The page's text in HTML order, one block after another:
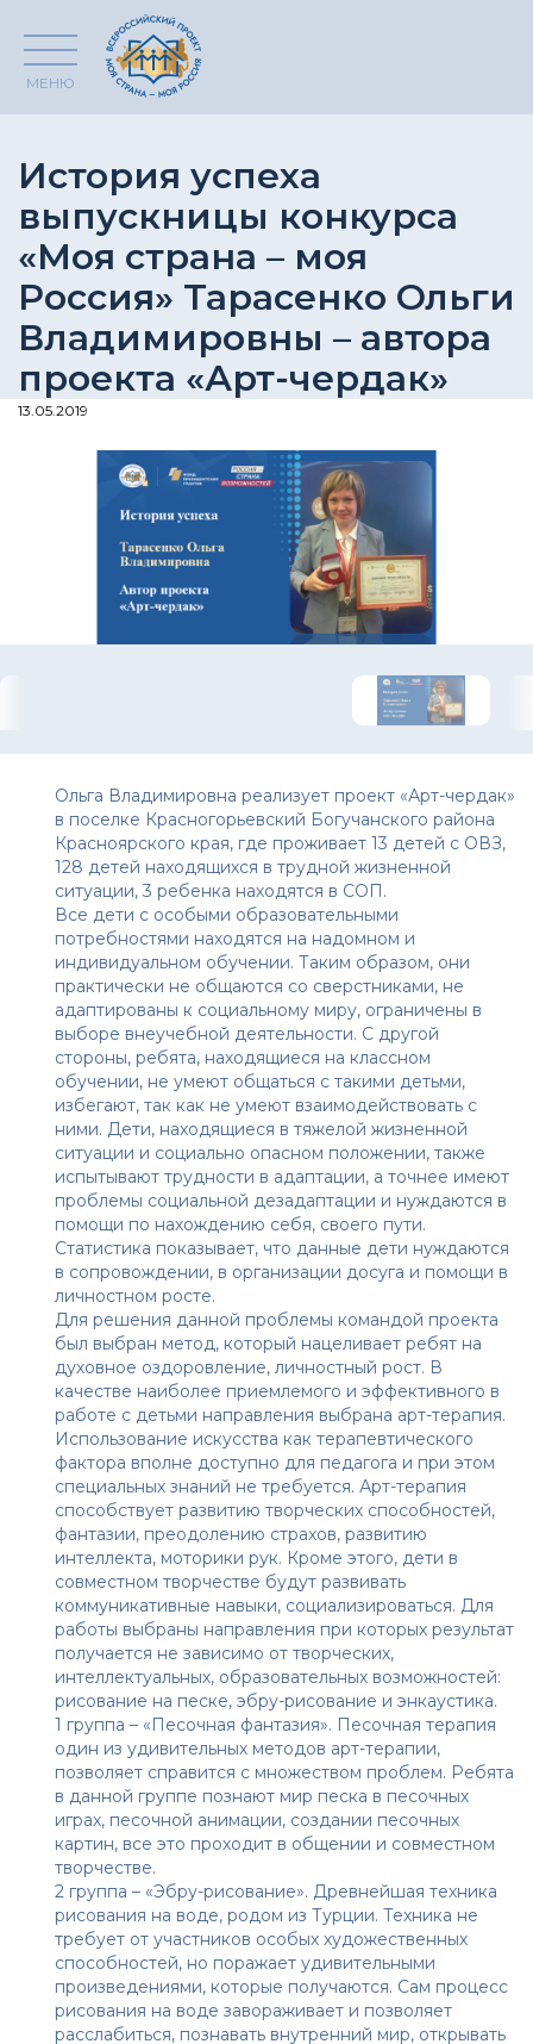
МЕНЮ
История успеха
выпускницы конкурса
«Моя страна – моя
Россия» Тарасенко Ольги
Владимировны – автора
проекта «Арт-чердак»
13.05.2019
Ольга Владимировна реализует проект «Арт-чердак»
в поселке Красногорьевский Богучанского района
Красноярского края, где проживает 13 детей с ОВЗ,
128 детей находящихся в трудной жизненной
ситуации, 3 ребенка находятся в СОП.
Все дети с особыми образовательными
потребностями находятся на надомном и
индивидуальном обучении. Таким образом, они
практически не общаются со сверстниками, не
адаптированы к социальному миру, ограничены в
выборе внеучебной деятельности. С другой
стороны, ребята, находящиеся на классном
обучении, не умеют общаться с такими детьми,
избегают, так как не умеют взаимодействовать с
ними. Дети, находящиеся в тяжелой жизненной
ситуации и социально опасном положении, также
испытывают трудности в адаптации, а точнее имеют
проблемы социальной дезадаптации и нуждаются в
помощи по нахождению себя, своего пути.
Статистика показывает, что данные дети нуждаются
в сопровождении, в организации досуга и помощи в
личностном росте.
Для решения данной проблемы командой проекта
был выбран метод, который нацеливает ребят на
духовное оздоровление, личностный рост. В
качестве наиболее приемлемого и эффективного в
работе с детьми направления выбрана арт-терапия.
Использование искусства как терапевтического
фактора вполне доступно для педагога и при этом
специальных знаний не требуется. Арт-терапия
способствует развитию творческих способностей,
фантазии, преодолению страхов, развитию
интеллекта, моторики рук. Кроме этого, дети в
совместном творчестве будут развивать
коммуникативные навыки, социализироваться. Для
работы выбраны направления при которых результат
получается не зависимо от творческих,
интеллектуальных, образовательных возможностей:
рисование на песке, эбру-рисование и энкаустика.
1 группа – «Песочная фантазия». Песочная терапия
один из удивительных методов арт-терапии,
позволяет справится с множеством проблем. Ребята
в данной группе познают мир песка в песочных
играх, песочной анимации, создании песочных
картин, все это проходит в общении и совместном
творчестве.
2 группа – «Эбру-рисование». Древнейшая техника
рисования на воде, родом из Турции. Техника не
требует от участников особых художественных
способностей, но поражает удивительными
произведениями, которые получаются. Сам процесс
рисования на воде завораживает и позволяет
расслабиться, познавать внутренний мир, открывать